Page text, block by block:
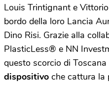
Louis Trintignant e
bordo della loro Lancia
Dino Risi. Grazie alla
PlasticLess® e NN
questo scorcio di Toscana
dispositivo che cattura la